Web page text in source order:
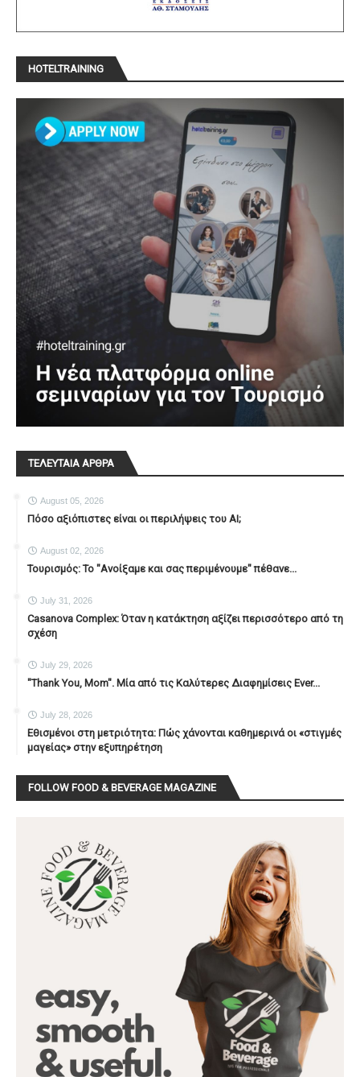
HOTELTRAINING
ΤΕΛΕΥΤΑΙΑ ΑΡΘΡΑ
August 05, 2026
Πόσο αξιόπιστες είναι οι περιλήψεις του ΑΙ;
August 02, 2026
Τουρισμός: Το "Ανοίξαμε και σας περιμένουμε" πέθανε...
July 31, 2026
Casanova Complex: Όταν η κατάκτηση αξίζει περισσότερο από τη
σχέση
July 29, 2026
"Thank You, Mοm". Μία από τις Καλύτερες Διαφημίσεις Ever...
July 28, 2026
Εθισμένοι στη μετριότητα: Πώς χάνονται καθημερινά οι «στιγμές
μαγείας» στην εξυπηρέτηση
FOLLOW FOOD & BEVERAGE MAGAZINE